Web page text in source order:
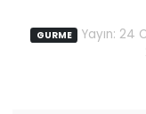
GURME
Yayın: 24